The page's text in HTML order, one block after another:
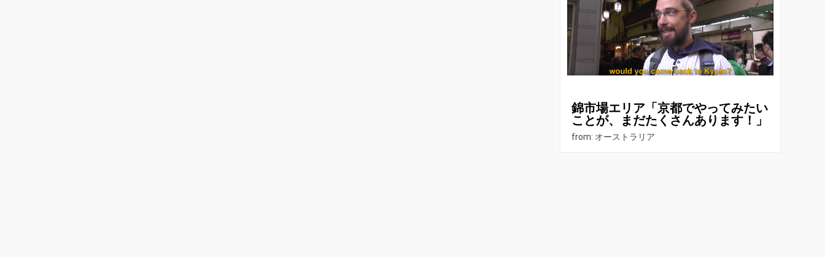
錦市場エリア「京都でやってみたい
ことが、まだたくさんあります！」
from: オーストラリア